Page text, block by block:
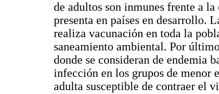
de adultos son inmunes frente a
presenta en países en desarrollo.
realiza vacunación en toda la
saneamiento ambiental. Por
donde se consideran de endemia
infección en los grupos de menor
adulta susceptible de contraer el